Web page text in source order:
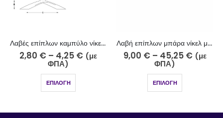
Λαβές επίπλων καμπύλο νίκελ ματ-χρώμιο 716-10-5
2,80 € – 4,25 € (με
ΦΠΑ)
ΕΠΙΛΟΓΉ
Λαβή επίπλων μπάρα νίκελ ματ-μαύρο 512-7-10 Φ14
9,00 € – 45,25 € (με
ΦΠΑ)
ΕΠΙΛΟΓΉ